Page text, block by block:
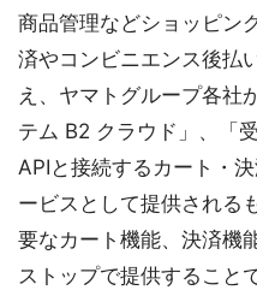
商品管理などショッピン
済やコンビニエンス後払
え、ヤマトグループ各社
テム B2 クラウド」、「
APIと接続するカート・
ービスとして提供される
要なカート機能、決済機
ストップで提供すること